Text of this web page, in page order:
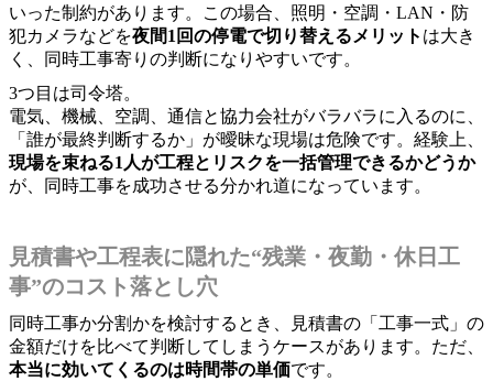
いった制約があります。この場合、照明・空調・LAN・防
犯カメラなどを夜間1回の停電で切り替えるメリット は大き
く、同時工事寄りの判断になりやすいです。
3つ目は司令塔。
電気、機械、空調、通信と協力会社がバラバラに入るのに、
「誰が最終判断するか」が曖昧な現場は危険です。経験上、
現場を束ねる1人が工程とリスクを一括管理できるかどうか
が、同時工事を成功させる分かれ道になっています。
見積書や工程表に隠れた“残業・夜勤・休日工
事”のコスト落とし穴
同時工事か分割かを検討するとき、見積書の「工事一式」の
金額だけを比べて判断してしまうケースがあります。ただ、
本当に効いてくるのは時間帯の単価です。